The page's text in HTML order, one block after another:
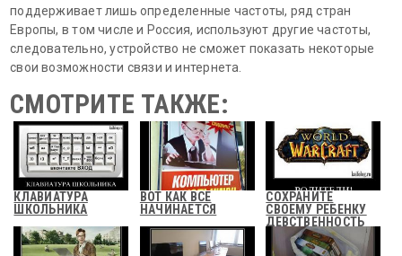
поддерживает лишь определенные частоты, ряд стран
Европы, в том числе и Россия, используют другие частоты,
следовательно, устройство не сможет показать некоторые
свои возможности связи и интернета.
СМОТРИТЕ ТАКЖЕ:
КЛАВИАТУРА
ШКОЛЬНИКА
ВОТ КАК ВСЕ
НАЧИНАЕТСЯ
СОХРАНИТЕ
СВОЕМУ РЕБЕНКУ
ДЕВСТВЕННОСТЬ